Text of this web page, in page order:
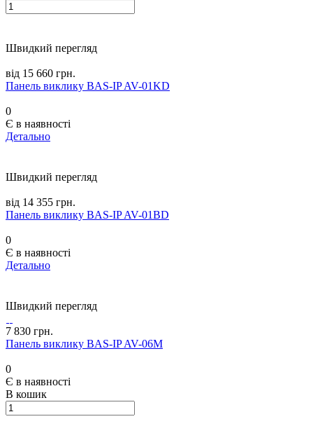
Швидкий перегляд
від 15 660 грн.
Панель виклику BAS-IP AV-01KD
0
Є в наявності
Детально
Швидкий перегляд
від 14 355 грн.
Панель виклику BAS-IP AV-01BD
0
Є в наявності
Детально
Швидкий перегляд
7 830 грн.
Панель виклику BAS-IP AV-06M
0
Є в наявності
В кошик